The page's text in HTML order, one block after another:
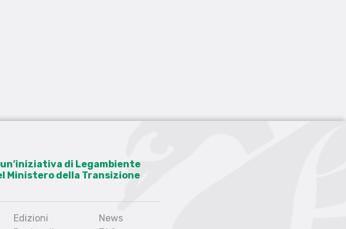
di Legambiente
Ministero della Transizione
Edizioni
News